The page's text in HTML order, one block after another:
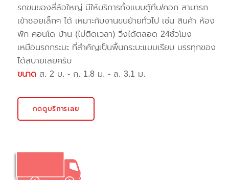
รถขนของสี่ล้อใหญ่ มีให้บริการทั้งแบบตู้ทึบ/คอก สามารถ
เข้าซอยเล็กๆ ได้ เหมาะกับงานขนย้ายทั่วไป เช่น สินค้า ห้อง
พัก คอนโด บ้าน (ไม่ติดเวลา) วิ่งได้ตลอด 24ชั่วโมง
เหมือนรถกระบะ ที่สำคัญเป็นพื้นกระบะแบบเรียบ บรรทุกของ
ได้สบายเลยครับ
ขนาด ส. 2 ม. - ก. 1.8 ม. - ล. 3.1 ม.
กดดูบริการเลย